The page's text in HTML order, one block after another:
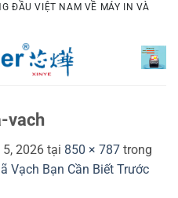
ĐẦU VIỆT NAM VỀ MÁY IN VÀ
vach
2026 tại 850 × 787 trong
Vạch Bạn Cần Biết Trước